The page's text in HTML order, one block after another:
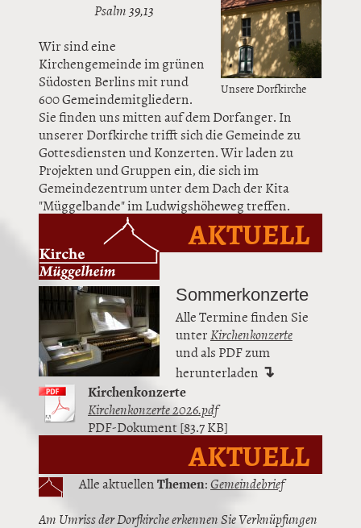
Unsere Dorfkirche
Psalm 39,13
Wir sind eine
Kirchengemeinde im grünen
Südosten Berlins mit rund
600 Gemeindemitgliedern.
Sie finden uns mitten auf dem Dorfanger. In
unserer Dorfkirche trifft sich die Gemeinde zu
Gottesdiensten und Konzerten. Wir laden zu
Projekten und Gruppen ein, die sich im
Gemeindezentrum unter dem Dach der Kita
"Müggelbande" im Ludwigshöheweg treffen.
AKTUELL
Sommerkonzerte
Alle Termine finden Sie
unterKirchenkonzerte
und als PDF zum
herunterladen ↴
Kirchenkonzerte
Kirchenkonzerte 2026.pdf
PDF-Dokument [83.7 KB]
AKTUELL
Alle aktuellenThemen:Gemeindebrief
Am Umriss der Dorfkirche erkennen Sie Verknüpfungen